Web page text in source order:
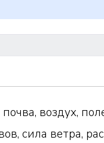
воздух,
сила ветра,